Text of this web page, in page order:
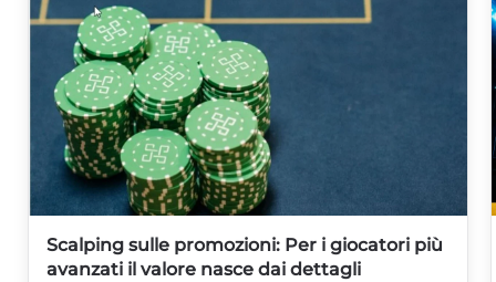
Scalping sulle promozioni: Per i giocatori più
avanzati il valore nasce dai dettagli